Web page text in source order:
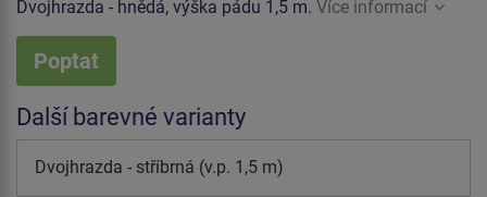
Dvojhrazda - hnědá, výška pádu 1,5 m. Více informací
Poptat
Další barevné varianty
Dvojhrazda - stříbrná (v.p. 1,5 m)